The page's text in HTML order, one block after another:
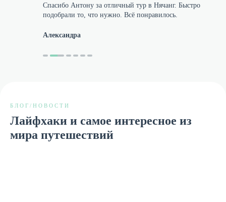
Спасибо Антону за отличный тур в Нячанг. Быстро
подобрали то, что нужно. Всё понравилось.
Александра
БЛОГ/НОВОСТИ
Лайфхаки и самое интересное из
мира путешествий